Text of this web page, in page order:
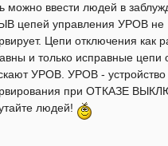
можно ввести людей в
цепей управления УРОВ не
Цепи отключения как
и только исправные цепи
УРОВ. УРОВ - устройство
при ОТКАЗЕ
людей!